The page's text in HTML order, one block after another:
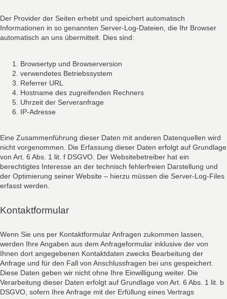
Der Provider der Seiten erhebt und speichert automatisch
Informationen in so genannten Server-Log-Dateien, die Ihr Browser
automatisch an uns übermittelt. Dies sind:
Browsertyp und Browserversion
verwendetes Betriebssystem
Referrer URL
Hostname des zugreifenden Rechners
Uhrzeit der Serveranfrage
IP-Adresse
Eine Zusammenführung dieser Daten mit anderen Datenquellen wird
nicht vorgenommen. Die Erfassung dieser Daten erfolgt auf Grundlage
von Art. 6 Abs. 1 lit. f DSGVO. Der Websitebetreiber hat ein
berechtigtes Interesse an der technisch fehlerfreien Darstellung und
der Optimierung seiner Website – hierzu müssen die Server-Log-Files
erfasst werden.
Kontaktformular
Wenn Sie uns per Kontaktformular Anfragen zukommen lassen,
werden Ihre Angaben aus dem Anfrageformular inklusive der von
Ihnen dort angegebenen Kontaktdaten zwecks Bearbeitung der
Anfrage und für den Fall von Anschlussfragen bei uns gespeichert.
Diese Daten geben wir nicht ohne Ihre Einwilligung weiter. Die
Verarbeitung dieser Daten erfolgt auf Grundlage von Art. 6 Abs. 1 lit. b
DSGVO, sofern Ihre Anfrage mit der Erfüllung eines Vertrags